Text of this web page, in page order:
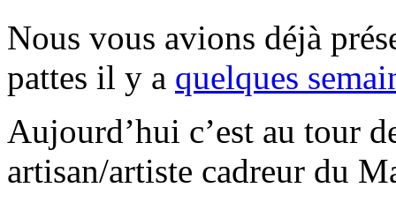
Nous vous avions déjà
pattes il y a quelques
Aujourd’hui c’est au tour
artisan/artiste cadreur du